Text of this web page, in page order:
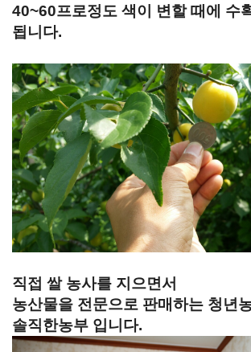
40~60프로정도 색이 변할 때에 수
됩니다.
직접 쌀 농사를 지으면서
농산물을 전문으로 판매하는 청년
솔직한농부 입니다.